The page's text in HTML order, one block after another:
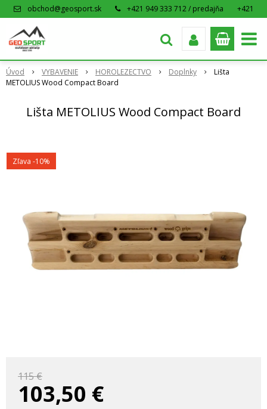
obchod@geosport.sk +421 949 333 712 / predajňa
+421
Úvod VYBAVENIE HOROLEZECTVO Doplnky
Lišta
METOLIUS Wood Compact Board
Lišta METOLIUS Wood Compact Board
Zľava -10%
115 €
103,50 €